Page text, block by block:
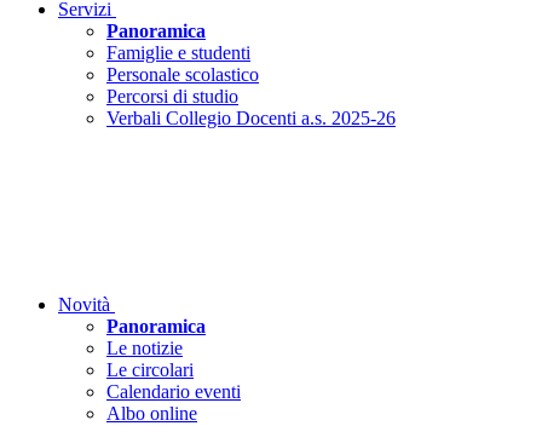
Servizi
Panoramica
Famiglie e studenti
Personale scolastico
Percorsi di studio
Verbali Collegio Docenti a.s. 2025-26
Novità
Panoramica
Le notizie
Le circolari
Calendario eventi
Albo online